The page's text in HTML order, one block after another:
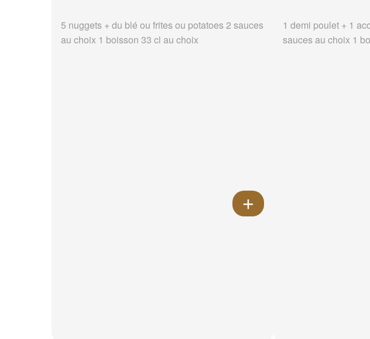
5 nuggets + du blé ou frites ou potatoes 2 sauces
au choix 1 boisson 33 cl au choix
1 demi poulet + 1
sauces au choix 1